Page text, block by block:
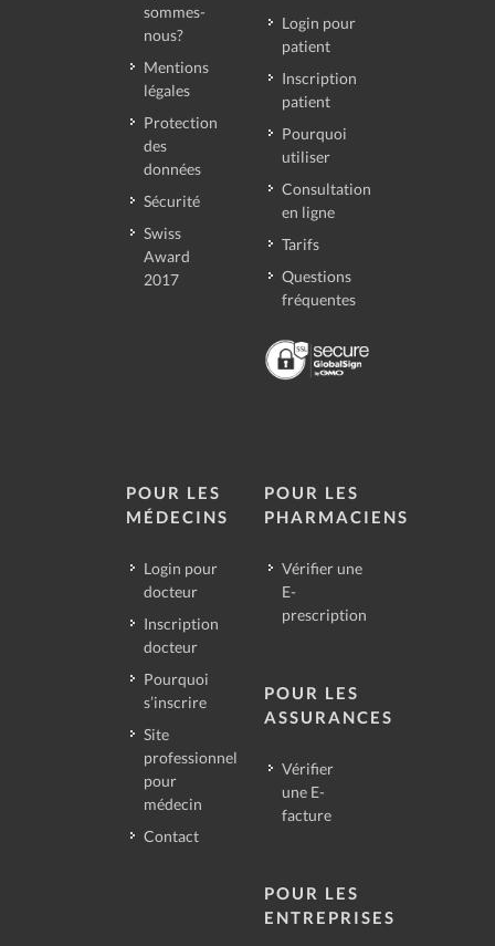
sommes-
nous?
Mentions
légales
Protection
des
données
Sécurité
Swiss
Award
2017
Login pour
patient
Inscription
patient
Pourquoi
utiliser
Consultation
en ligne
Tarifs
Questions
fréquentes
POUR LES
MÉDECINS
Login pour
docteur
Inscription
docteur
Pourquoi
s’inscrire
Site
professionnel
pour
médecin
Contact
POUR LES
PHARMACIENS
Vérifier une
E-
prescription
POUR LES
ASSURANCES
Vérifier
une E-
facture
POUR LES
ENTREPRISES